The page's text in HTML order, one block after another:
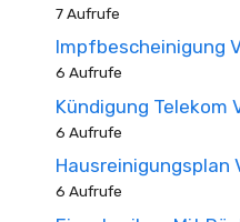
7 Aufrufe
Impfbescheinigung
6 Aufrufe
Kündigung Telekom
6 Aufrufe
Hausreinigungsplan
6 Aufrufe